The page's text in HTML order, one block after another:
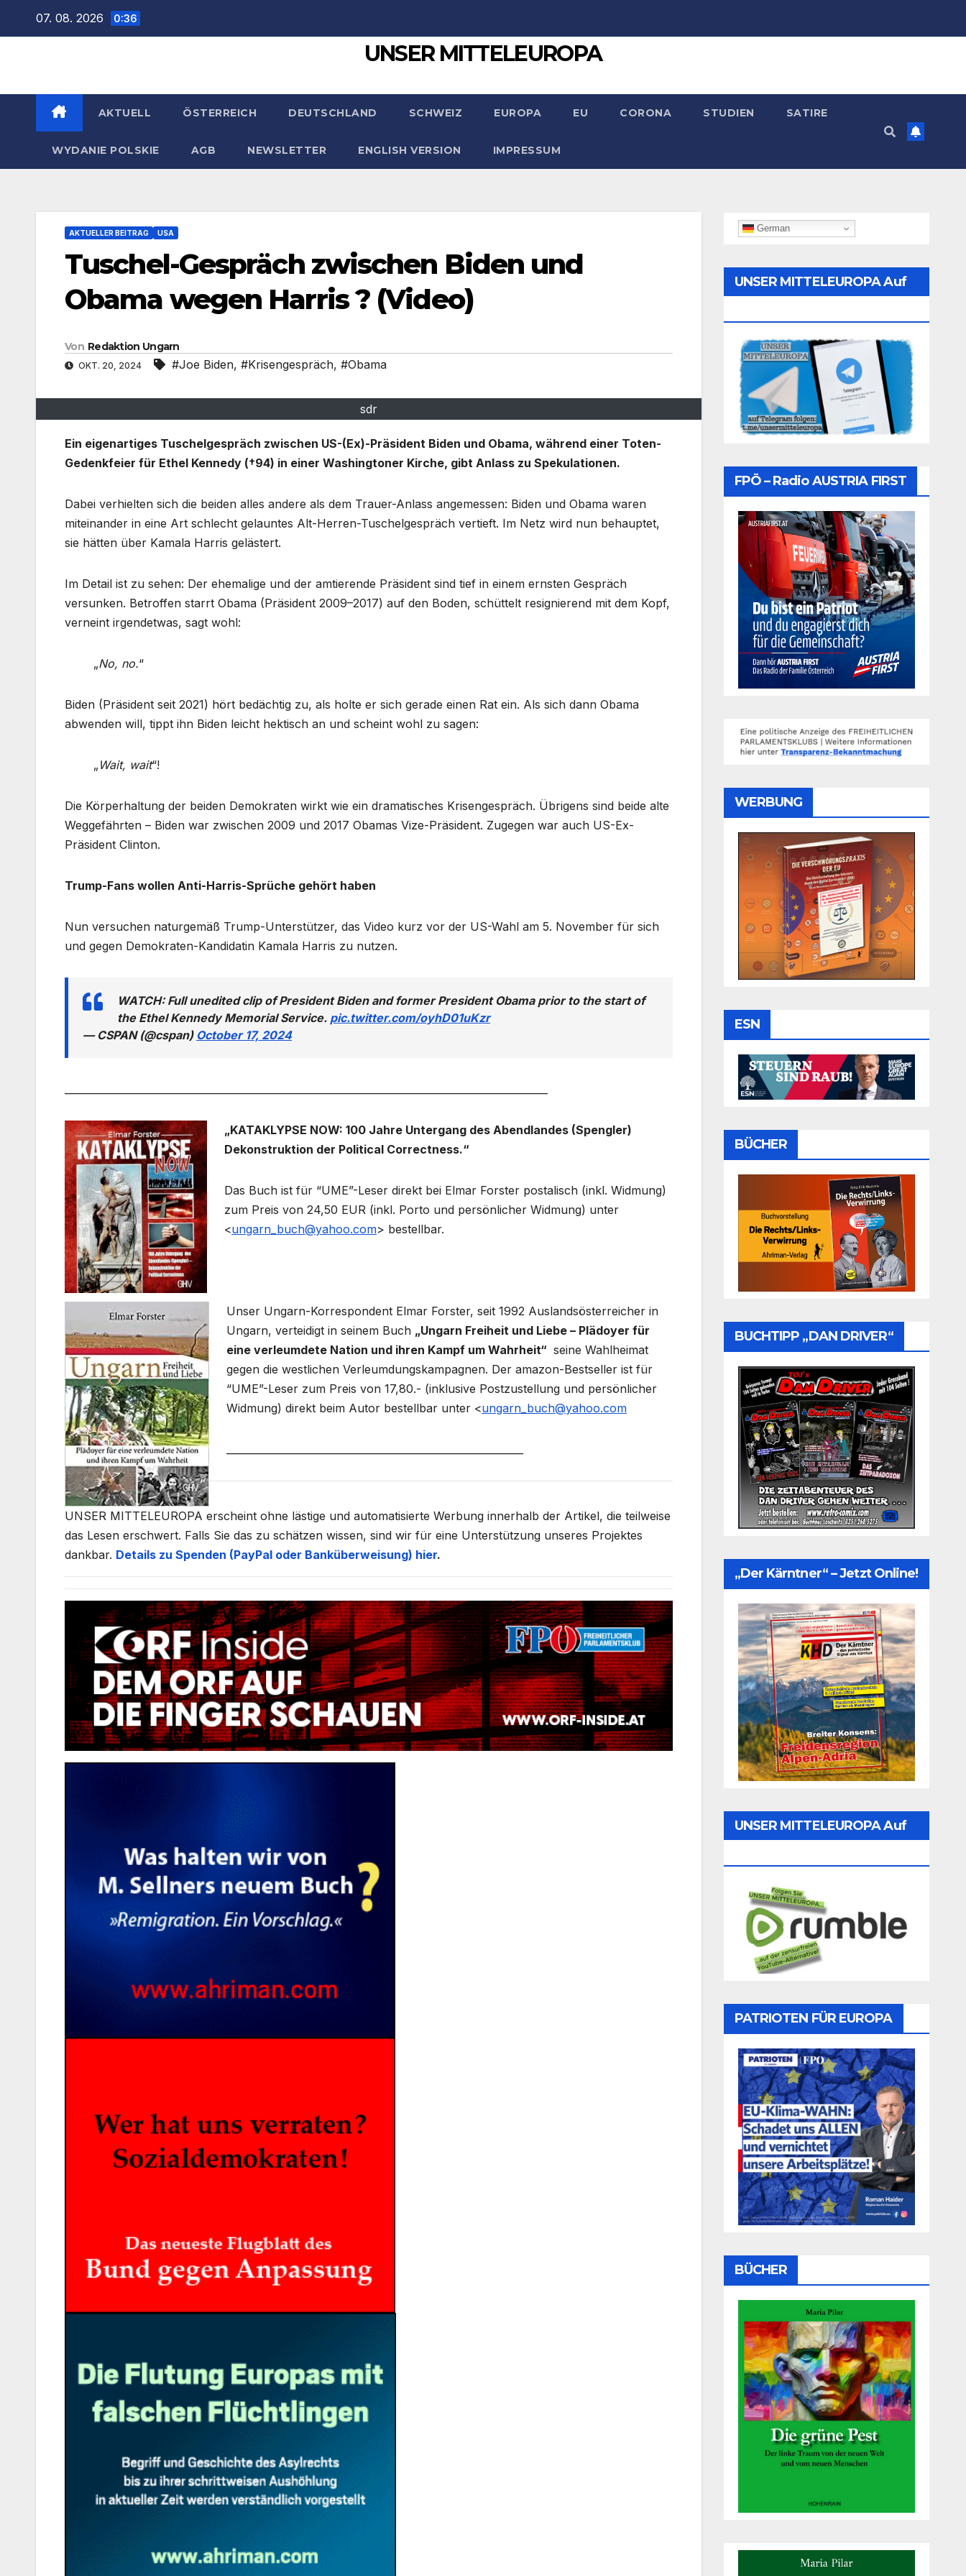
07. 08. 2026 0:36
UNSER MITTELEUROPA
AKTUELL ÖSTERREICH DEUTSCHLAND SCHWEIZ EUROPA EU CORONA STUDIEN SATIRE
WYDANIE POLSKIE AGB NEWSLETTER ENGLISH VERSION IMPRESSUM
AKTUELLER BEITRAG USA
Tuschel-Gespräch zwischen Biden und
Obama wegen Harris ? (Video)
Von Redaktion Ungarn
OKT. 20, 2024 #Joe Biden, #Krisengespräch, #Obama
sdr
Ein eigenartiges Tuschelgespräch zwischen US-(Ex)-Präsident Biden und Obama, während einer Toten-
Gedenkfeier für Ethel Kennedy (†94) in einer Washingtoner Kirche, gibt Anlass zu Spekulationen.
Dabei verhielten sich die beiden alles andere als dem Trauer-Anlass angemessen: Biden und Obama waren
miteinander in eine Art schlecht gelauntes Alt-Herren-Tuschelgespräch vertieft. Im Netz wird nun behauptet,
sie hätten über Kamala Harris gelästert.
Im Detail ist zu sehen: Der ehemalige und der amtierende Präsident sind tief in einem ernsten Gespräch
versunken. Betroffen starrt Obama (Präsident 2009–2017) auf den Boden, schüttelt resignierend mit dem Kopf,
verneint irgendetwas, sagt wohl:
„No, no.“
Biden (Präsident seit 2021) hört bedächtig zu, als holte er sich gerade einen Rat ein. Als sich dann Obama
abwenden will, tippt ihn Biden leicht hektisch an und scheint wohl zu sagen:
„ Wait, wait“!
Die Körperhaltung der beiden Demokraten wirkt wie ein dramatisches Krisengespräch. Übrigens sind beide alte
Weggefährten – Biden war zwischen 2009 und 2017 Obamas Vize-Präsident. Zugegen war auch US-Ex-
Präsident Clinton.
Trump-Fans wollen Anti-Harris-Sprüche gehört haben
Nun versuchen naturgemäß Trump-Unterstützer, das Video kurz vor der US-Wahl am 5. November für sich
und gegen Demokraten-Kandidatin Kamala Harris zu nutzen.
WATCH: Full unedited clip of President Biden and former President Obama prior to the start of
the Ethel Kennedy Memorial Service. pic.twitter.com/oyhD01uKzr
— CSPAN (@cspan) October 17, 2024
„KATAKLYPSE NOW: 100 Jahre Untergang des Abendlandes (Spengler)
Dekonstruktion der Political Correctness.“
Das Buch ist für “UME”-Leser direkt bei Elmar Forster postalisch (inkl. Widmung)
zum Preis von 24,50 EUR (inkl. Porto und persönlicher Widmung) unter
<ungarn_buch@yahoo.com> bestellbar.
Unser Ungarn-Korrespondent Elmar Forster, seit 1992 Auslandsösterreicher in
Ungarn, verteidigt in seinem Buch „Ungarn Freiheit und Liebe – Plädoyer für
eine verleumdete Nation und ihren Kampf um Wahrheit“ seine Wahlheimat
gegen die westlichen Verleumdungskampagnen. Der amazon-Bestseller ist für
“UME”-Leser zum Preis von 17,80.- (inklusive Postzustellung und persönlicher
Widmung) direkt beim Autor bestellbar unter <ungarn_buch@yahoo.com
UNSER MITTELEUROPA erscheint ohne lästige und automatisierte Werbung innerhalb der Artikel, die teilweise
das Lesen erschwert. Falls Sie das zu schätzen wissen, sind wir für eine Unterstützung unseres Projektes
dankbar. Details zu Spenden (PayPal oder Banküberweisung) hier.
German
UNSER MITTELEUROPA Auf
FPÖ – Radio AUSTRIA FIRST
WERBUNG
ESN
BÜCHER
BUCHTIPP „DAN DRIVER“
„Der Kärntner“ – Jetzt Online!
UNSER MITTELEUROPA Auf
PATRIOTEN FÜR EUROPA
BÜCHER